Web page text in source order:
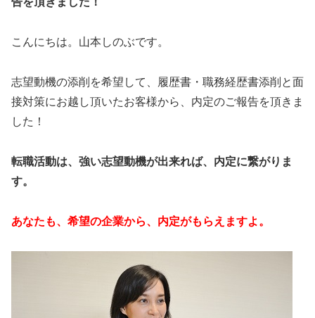
こんにちは。山本しのぶです。
志望動機の添削を希望して、履歴書・職務経歴書添削と面
接対策にお越し頂いたお客様から、内定のご報告を頂きま
した！
転職活動は、強い志望動機が出来れば、内定に繋がりま
す。
あなたも、希望の企業から、内定がもらえますよ。